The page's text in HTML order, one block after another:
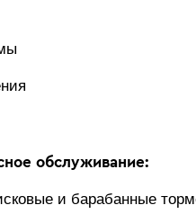
обслуживание:
и барабанные